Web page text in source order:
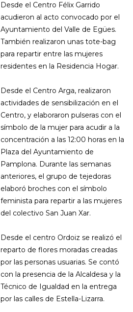
Desde el Centro Félix Garrido
acudieron al acto convocado por el
Ayuntamiento del Valle de Egües.
También realizaron unas tote-bag
para repartir entre las mujeres
residentes en la Residencia Hogar.
Desde el Centro Arga, realizaron
actividades de sensibilización en el
Centro, y elaboraron pulseras con el
símbolo de la mujer para acudir a la
concentración a las 12:00 horas en la
Plaza del Ayuntamiento de
Pamplona. Durante las semanas
anteriores, el grupo de tejedoras
elaboró broches con el símbolo
feminista para repartir a las mujeres
del colectivo San Juan Xar.
Desde el centro Ordoiz se realizó el
reparto de flores moradas creadas
por las personas usuarias. Se contó
con la presencia de la Alcaldesa y la
Técnico de Igualdad en la entrega
por las calles de Estella-Lizarra.